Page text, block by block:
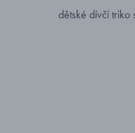
dětské dívčí